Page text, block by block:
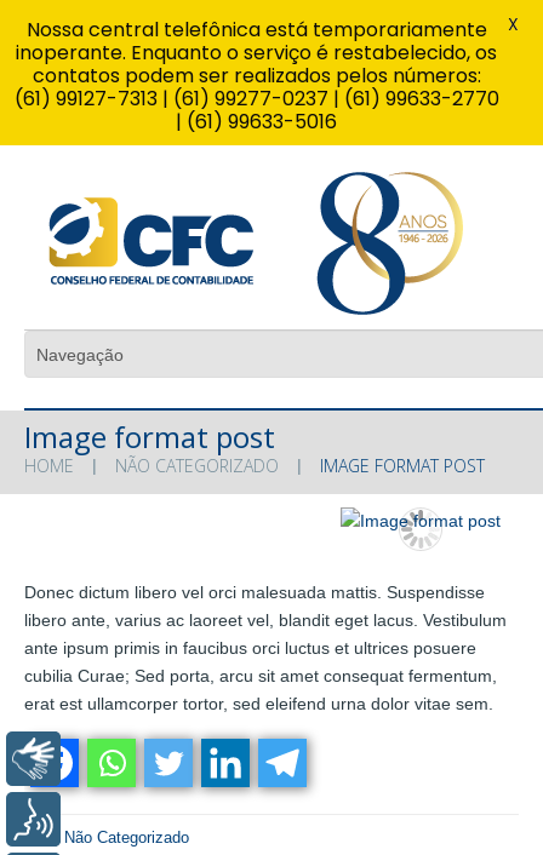
Image format post
HOME NÃO CATEGORIZADO IMAGE FORMAT POST
Donec dictum libero vel orci malesuada mattis. Suspendisse
libero ante, varius ac laoreet vel, blandit eget lacus. Vestibulum
ante ipsum primis in faucibus orci luctus et ultrices posuere
cubilia Curae; Sed porta, arcu sit amet consequat fermentum,
erat est ullamcorper tortor, sed eleifend urna dolor vitae sem.
Não Categorizado
Nossa central telefônica está temporariamente
inoperante. Enquanto o serviço é restabelecido, os
contatos podem ser realizados pelos números:
(61) 99127-7313 | (61) 99277-0237 | (61) 99633-2770
| (61) 99633-5016
X
Libras